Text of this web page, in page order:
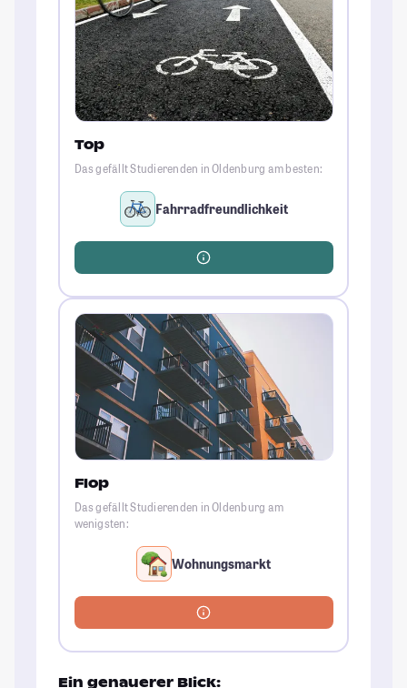
Top
Das gefällt Studierenden in Oldenburg am besten:
Fahrradfreundlichkeit
Flop
Das gefällt Studierenden in Oldenburg am
wenigsten:
Wohnungsmarkt
Ein genauerer Blick: